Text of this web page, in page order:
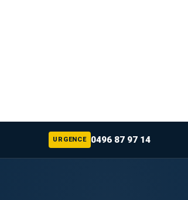
URGENCE 0496 87 97 14